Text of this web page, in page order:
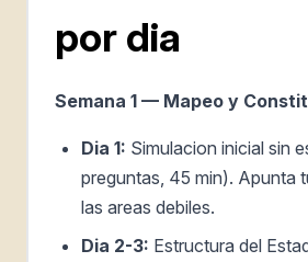
por dia
Semana 1 — Mapeo y
Dia 1: Simulacion inicial sin
preguntas, 45 min). Apunta
las areas debiles.
Dia 2-3: Estructura del